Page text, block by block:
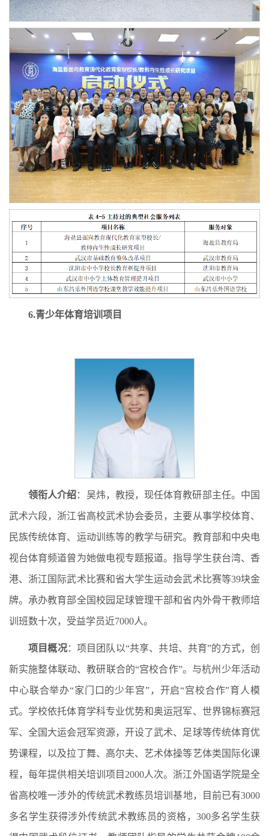
6.青少年体育培训项目
领衔人介绍：吴炜，教授，现任体育教研部主任。中国
武术六段，浙江省高校武术协会委员，主要从事学校体育、
民族传统体育、运动训练等的教学与研究。教育部和中央电
视台体育频道曾为她做电视专题报道。指导学生获台湾、香
港、浙江国际武术比赛和省大学生运动会武术比赛等39块金
牌。承办教育部全国校园足球管理干部和省内外骨干教师培
训班数十次，受益学员近7000人。
项目概况：项目团队以“共享、共培、共育”的方式，创
新实施整体联动、教研联合的“宫校合作”。与杭州少年活动
中心联合举办“家门口的少年宫”，开启“宫校合作”育人模
式。学校依托体育学科专业优势和奥运冠军、世界锦标赛冠
军、全国大运会冠军资源，开设了武术、足球等传统体育优
势课程，以及拉丁舞、高尔夫、艺术体操等艺体类国际化课
程，每年提供相关培训项目2000人次。浙江外国语学院是全
省高校唯一涉外的传统武术教练员培训基地，目前已有3000
多名学生获得涉外传统武术教练员的资格，300多名学生获